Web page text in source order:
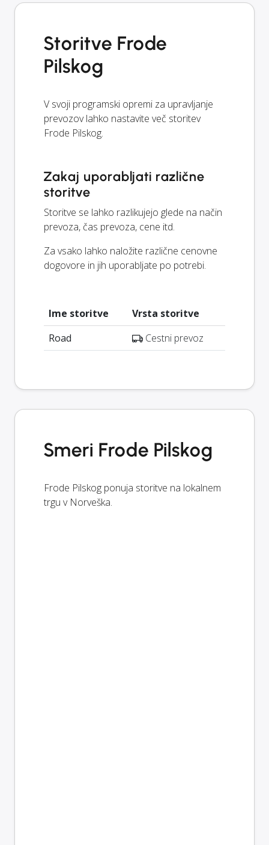
Storitve Frode
Pilskog
V svoji programski opremi za upravljanje
prevozov lahko nastavite več storitev
Frode Pilskog.
Zakaj uporabljati različne
storitve
Storitve se lahko razlikujejo glede na način
prevoza, čas prevoza, cene itd.
Za vsako lahko naložite različne cenovne
dogovore in jih uporabljate po potrebi.
Ime storitve
Vrsta storitve
Road
Cestni prevoz
Smeri Frode Pilskog
Frode Pilskog ponuja storitve na lokalnem
trgu v Norveška.